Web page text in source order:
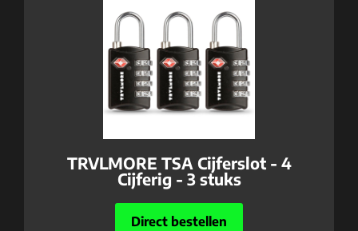
TRVLMORE TSA Cijferslot - 4
Cijferig - 3 stuks
Direct bestellen